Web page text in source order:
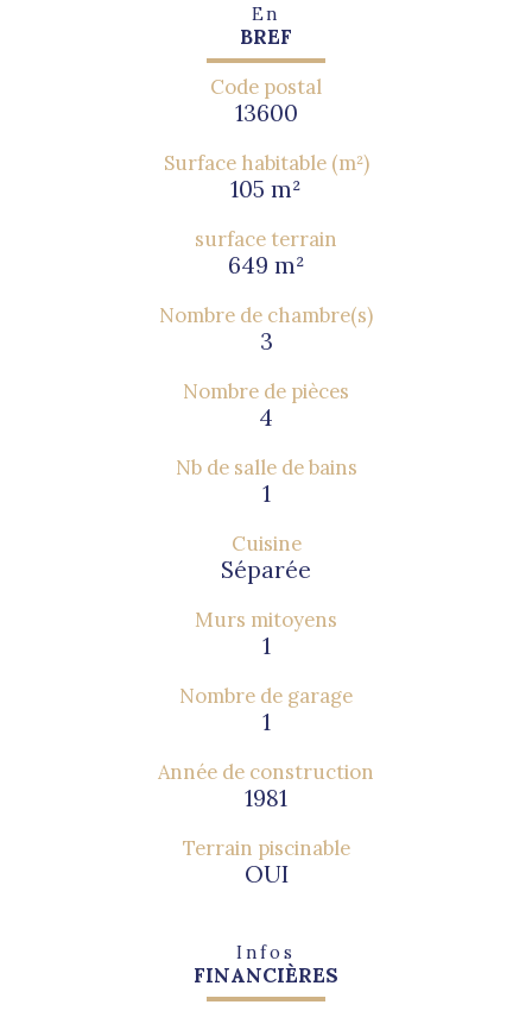
En
BREF
Code postal
13600
Surface habitable (m²)
105 m²
surface terrain
649 m²
Nombre de chambre(s)
3
Nombre de pièces
4
Nb de salle de bains
1
Cuisine
Séparée
Murs mitoyens
1
Nombre de garage
1
Année de construction
1981
Terrain piscinable
OUI
Infos
FINANCIÈRES